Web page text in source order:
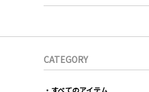
CATEGORY
すべてのアイテム